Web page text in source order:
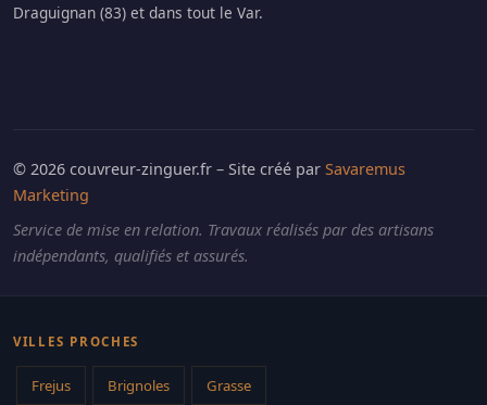
Draguignan (83) et dans tout le Var.
© 2026 couvreur-zinguer.fr – Site créé par Savaremus
Marketing
Service de mise en relation. Travaux réalisés par des artisans
indépendants, qualifiés et assurés.
VILLES PROCHES
Frejus Brignoles Grasse